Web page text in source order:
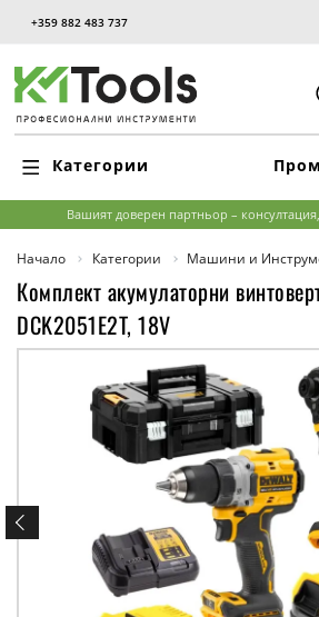
+359 882 483 737
Категории
Вашият доверен партньор –
Начало Категории Машини и
Комплект акумулаторни
DCK2051E2T, 18V